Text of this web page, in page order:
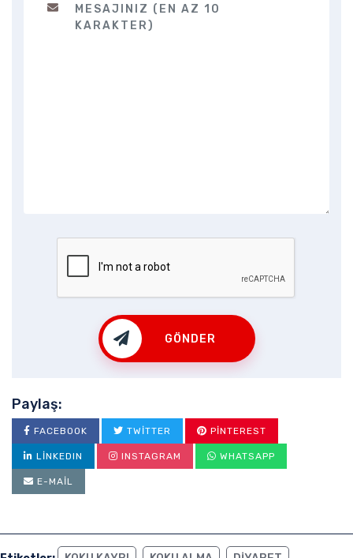
GÖNDER
Paylaş:
FACEBOOK TWITTER PINTEREST
LINKEDIN INSTAGRAM WHATSAPP
E-MAIL